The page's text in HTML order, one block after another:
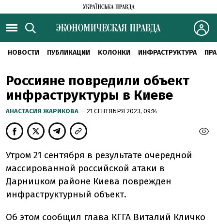
НОВОСТИ ПУБЛИКАЦИИ КОЛОНКИ ИНФРАСТРУКТУРА
Россияне повредили объект
инфраструктуры в Киеве
АНАСТАСИЯ ЖАРИКОВА — 21 СЕНТЯБРЯ 2023, 09:14
Утром 21 сентября в результате очередной
массированной российской атаки в
Дарницком районе Киева поврежден
инфраструктурный объект.
Об этом сообщил глава КГГА Виталий Кличко